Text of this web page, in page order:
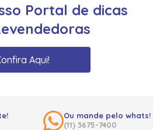
Portal de dicas
Aqui!
Ou mande pelo whats!
(11) 3675-7400